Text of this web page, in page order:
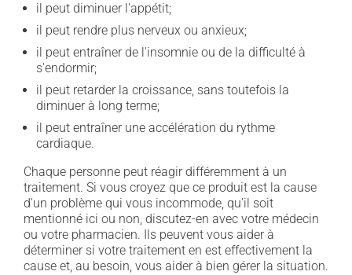
il peut diminuer l'appétit;
il peut rendre plus nerveux ou anxieux;
il peut entraîner de l'insomnie ou de la difficulté à
s'endormir;
il peut retarder la croissance, sans toutefois la
diminuer à long terme;
il peut entraîner une accélération du rythme
cardiaque.
Chaque personne peut réagir différemment à un
traitement. Si vous croyez que ce produit est la cause
d'un problème qui vous incommode, qu'il soit
mentionné ici ou non, discutez-en avec votre médecin
ou votre pharmacien. Ils peuvent vous aider à
déterminer si votre traitement en est effectivement la
cause et, au besoin, vous aider à bien gérer la situation.